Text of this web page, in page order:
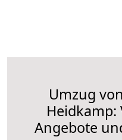
Umzug
Heidkamp:
Angebote